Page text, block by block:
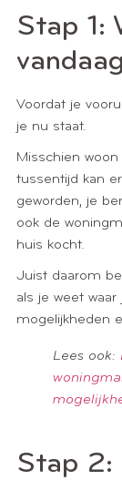
Stap 1:
Voordat je
je nu staat.
Misschien
tussentijd kan
geworden, je
ook de
huis kocht.
Juist daarom
als je weet
mogelijkheden
Lees ook:
Stap 2: